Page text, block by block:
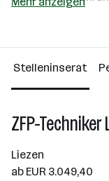
Über das
St. Florian
Stelleninserat
ZFP-Techniker
Liezen
ab EUR 3.049,40